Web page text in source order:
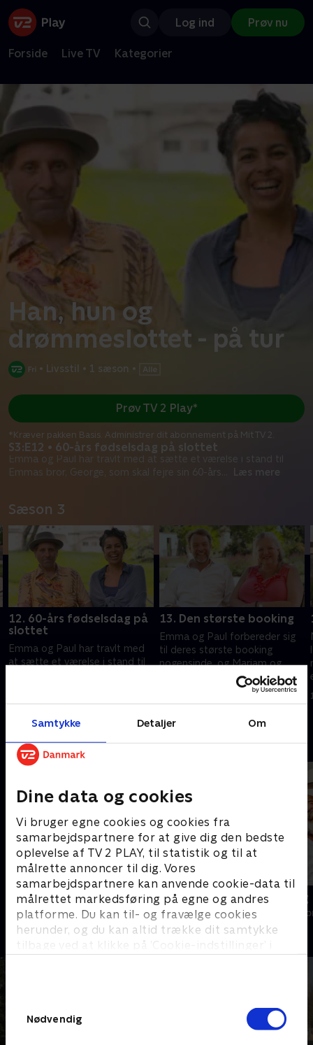
Samtykke Detaljer Om
Dine data og cookies
Vi bruger egne cookies og cookies fra
samarbejdspartnere for at give dig den bedste
oplevelse af TV 2 PLAY, til statistik og til at
målrette annoncer til dig. Vores
samarbejdspartnere kan anvende cookie-data til
målrettet markedsføring på egne og andres
platforme. Du kan til- og fravælge cookies
herunder, og du kan altid trække dit samtykke
tilbage ved at klikke på ’Cookie-indstillinger’ i
Nødvendig
Log ind Prøv nu
Forside Live TV Kategorier
Han, hun og
drømmeslottet - på tur
• Livsstil • 1 sæson •
S3:E12 • 60-års fødselsdag på slottet
Emma og Paul har travlt med at sætte et værelse i stand til
Emmas bror, George, som skal fejre sin 60-års
Læs mere
Prøv TV 2 Play*
*Kræver pakken Basis. Administrer dit abonnement på Mit TV 2.
Sæson 3
12. 60-års fødselsdag på
slottet
Emma og Paul har travlt med
at sætte et værelse i stand til
slottet.
7. november 2020 • 44 min
13. Den største booking
Emma og Paul forbereder sig
til deres største booking
nogensinde, og Mariam og
Johnno indretter den store sal
7. november 2020 • 43 min
Andre så også
Franske drømmeslotte
Livsstil • 6 sæsoner
Han, hun
Livsstil • 8